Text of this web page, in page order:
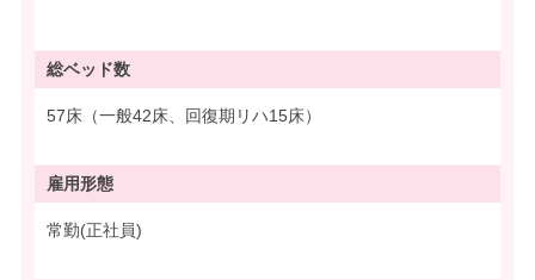
総ベッド数
57床（一般42床、回復期リハ15床）
雇用形態
常勤(正社員)